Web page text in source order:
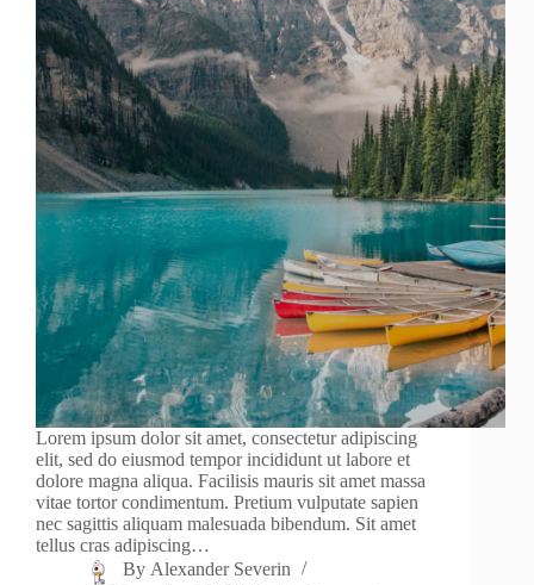
Lorem ipsum dolor sit amet, consectetur adipiscing
elit, sed do eiusmod tempor incididunt ut labore et
dolore magna aliqua. Facilisis mauris sit amet massa
vitae tortor condimentum. Pretium vulputate sapien
nec sagittis aliquam malesuada bibendum. Sit amet
tellus cras adipiscing…
By Alexander Severin